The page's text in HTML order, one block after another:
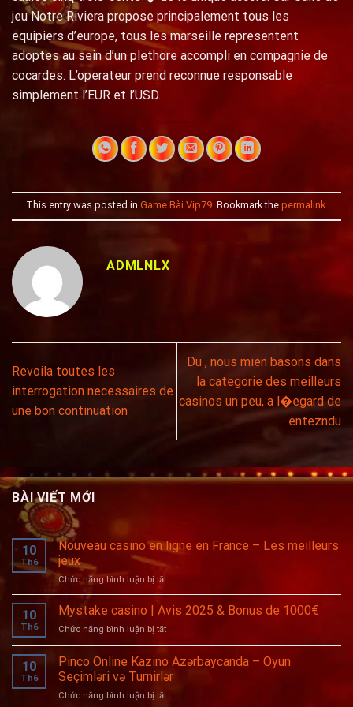
jeu Notre Riviera propose principalement tous les
equipiers d’europe, tous les marseille representent
adoptes au sein d’un plethore accompli en compagnie de
cocardes. L’operateur prend reconnue responsable
simplement l’EUR et l’USD.
This entry was posted in Game Bài Vip79. Bookmark the permalink.
ADMLNLX
Revoila toutes les
interrogation necessaires de
une bon continuation
Du , nous mien basons dans
la categorie des meilleurs
casinos un peu, a l�egard de
entezndu
BÀI VIẾT MỚI
10
Th6
Nouveau casino en ligne en France – Les meilleurs
jeux
Chức năng bình luận bị tắtở
Nouveau
casino
ligne
en
France
–
meilleurs
10
Th6
Mystake casino | Avis 2025 & Bonus de 1000€
Chức năng bình luận bị tắtở
casino
|
Avis
2025
10
Th6
Pinco Online Kazino Azərbaycanda – Oyun
Seçimləri və Turnirlər
Chức năng bình luận bị tắtở